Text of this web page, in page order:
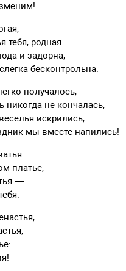
тебя, родная.
и задорна,
бесконтрольна.
получалось,
никогда не кончалась,
искрились,
мы вместе напились!
платье,
—